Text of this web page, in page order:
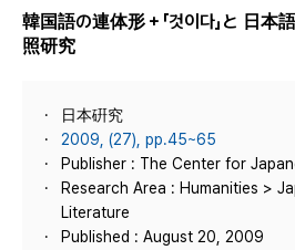
韓国語の連体形＋「것이다」と 日本
照研究
日本硏究
2009, (27), pp.45~65
Publisher : The Center for
Research Area : Humanities >
Literature
Published : August 20, 2009